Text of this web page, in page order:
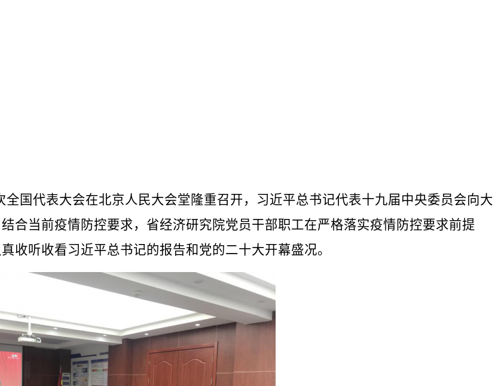
代表大会在北京人民大会堂隆重召开，习近平总书记代表十九届中央委员会向大
合当前疫情防控要求，省经济研究院党员干部职工在严格落实疫情防控要求前提
收听收看习近平总书记的报告和党的二十大开幕盛况。